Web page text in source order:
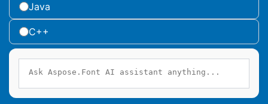
Java
C++